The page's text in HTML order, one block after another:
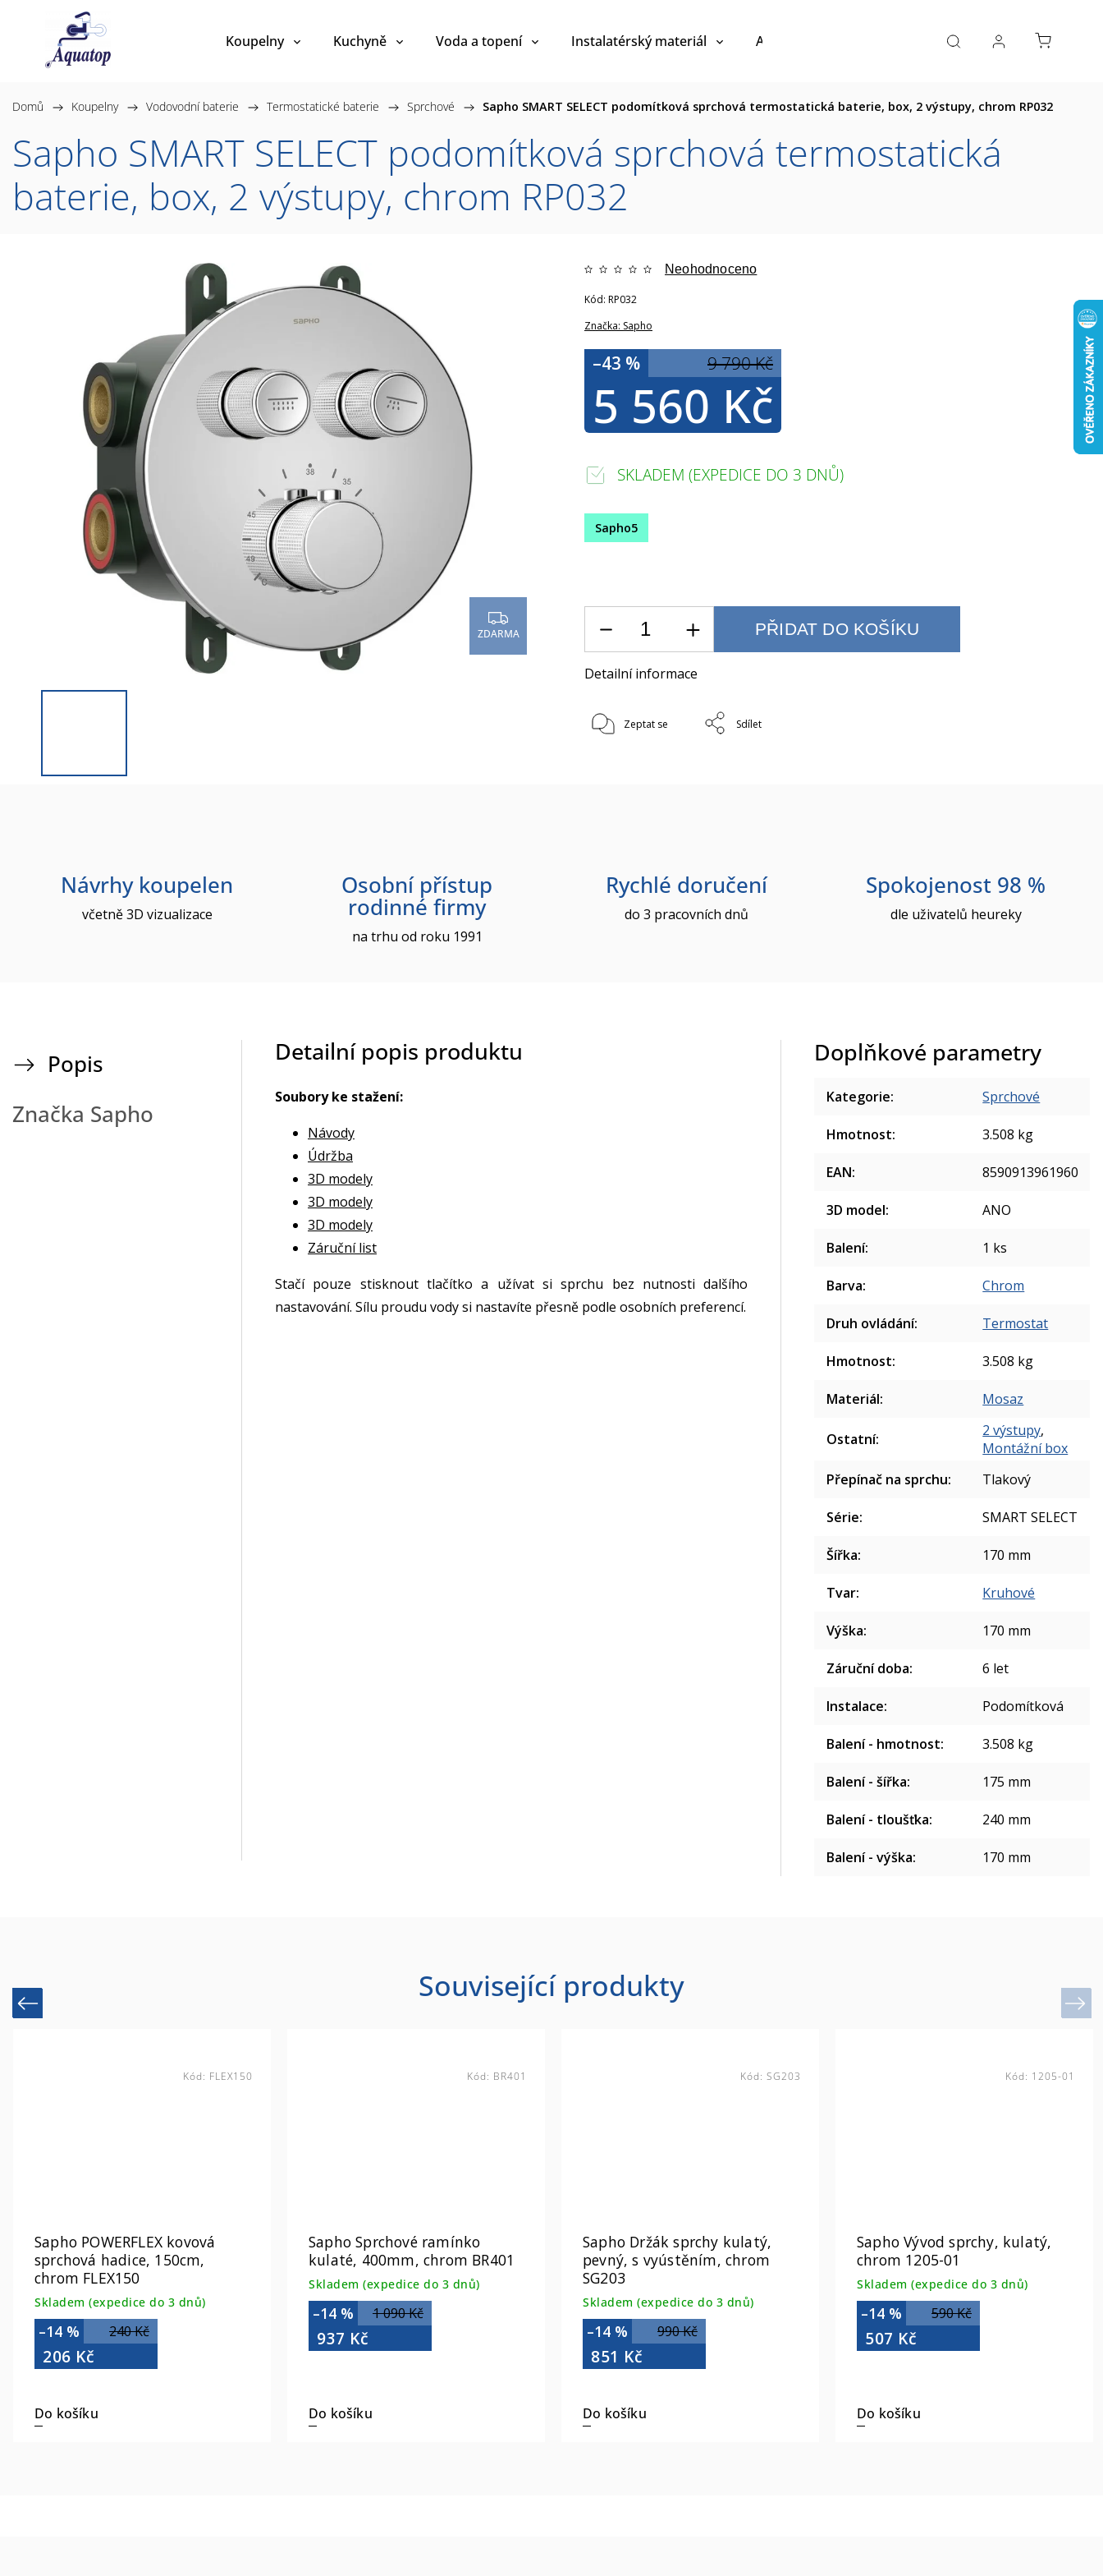
Koupelny Kuchyně Voda a topení Instalatérský materiál Akce a výprodej Návrh koupelny Reference
Domů / Koupelny / Vodovodní baterie / Termostatické baterie / Sprchové / Sapho SMART SELECT podomítková sprchová termostatická baterie, box, 2 výstupy, chrom RP032
Sapho SMART SELECT podomítková sprchová termostatická
baterie, box, 2 výstupy, chrom RP032
ZDARMA
Značka: Sapho
Neohodnoceno
9 790 Kč
–43 %
5 560 Kč
Kód: RP032
Sapho5
SKLADEM (EXPEDICE DO 3 DNŮ)
PŘIDAT DO KOŠÍKU
Detailní informace
Zeptat se Sdílet
Návrhy koupelen
včetně 3D vizualizace
Osobní přístup
rodinné firmy
na trhu od roku 1991
Rychlé doručení
do 3 pracovních dnů
Spokojenost 98 %
dle uživatelů heureky
Popis
Značka Sapho
Detailní popis produktu
Soubory ke stažení:
Návody
Údržba
3D modely
3D modely
3D modely
Záruční list
Stačí pouze stisknout tlačítko a užívat si sprchu bez nutnosti dalšího
nastavování. Sílu proudu vody si nastavíte přesně podle osobních preferencí.
Doplňkové parametry
Kategorie: Sprchové
Hmotnost: 3.508 kg
EAN: 8590913961960
3D model: ANO
Balení: 1 ks
Barva: Chrom
Druh ovládání: Termostat
Hmotnost: 3.508 kg
Materiál: Mosaz
Ostatní: 2 výstupy,
Montážní box
Přepínač na sprchu: Tlakový
Série: SMART SELECT
Šířka: 170 mm
Tvar: Kruhové
Výška: 170 mm
Záruční doba: 6 let
Instalace: Podomítková
Balení - hmotnost: 3.508 kg
Balení - šířka: 175 mm
Balení - tloušťka: 240 mm
Balení - výška: 170 mm
Související produkty
Previous
Sapho POWERFLEX kovová
sprchová hadice, 150cm,
chrom FLEX150
Skladem (expedice do 3 dnů)
240 Kč
–14 %
206 Kč
Do košíku
Kód: FLEX150
Sapho Sprchové ramínko
kulaté, 400mm, chrom BR401
Skladem (expedice do 3 dnů)
1 090 Kč
–14 %
937 Kč
Do košíku
Kód: BR401
Sapho Držák sprchy kulatý,
pevný, s vyústěním, chrom
SG203
Skladem (expedice do 3 dnů)
990 Kč
–14 %
851 Kč
Do košíku
Kód: SG203
Sapho Vývod sprchy, kulatý,
chrom 1205-01
Skladem (expedice do 3 dnů)
590 Kč
–14 %
507 Kč
Do košíku
Kód: 1205-01
Next